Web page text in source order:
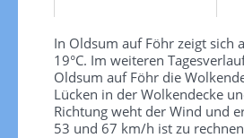
In Oldsum auf Föhr zeigt sich
19°C. Im weiteren
Oldsum auf Föhr die
Lücken in der Wolkendecke
Richtung weht der Wind und
53 und 67 km/h ist zu